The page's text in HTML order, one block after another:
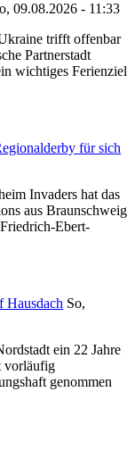
09.08.2026 - 11:33
trifft offenbar
Partnerstadt
wichtiges Ferienziel
für sich
Invaders hat das
aus Braunschweig
Ebert-
Hausdach So,
ein 22 Jahre
vorläufig
genommen